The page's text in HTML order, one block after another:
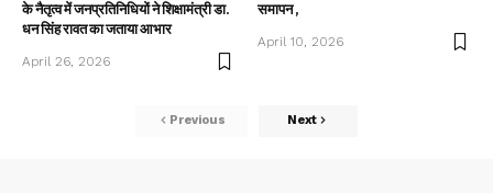
के नैतृत्व में जनप्रतिनिधियों ने शिक्षामंत्री डा.
धन सिंह रावत का जताया आभार
April 26, 2026
समापन ,
April 10, 2026
Previous Next